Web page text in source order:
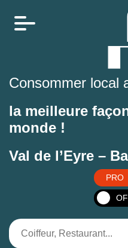
Consommer local
la meilleure
monde !
Val de l’Eyre –
PRO